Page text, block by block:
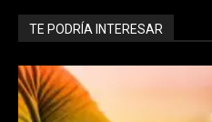
TE PODRÍA INTERESAR